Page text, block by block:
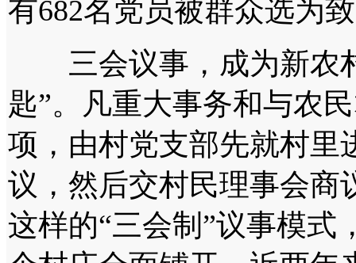
有682名党员被群众选为
三会议事，成为新农
匙”。凡重大事务和与农
项，由村党支部先就村里
议，然后交村民理事会商
这样的“三会制”议事模式